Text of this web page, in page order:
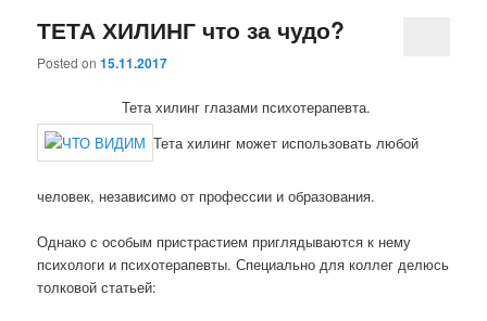
ТЕТА ХИЛИНГ что за чудо?
Posted on15.11.2017
Тета хилинг глазами психотерапевта.
Тета хилинг может использовать любой
человек, независимо от профессии и образования.
Однако с особым пристрастием приглядываются к нему
психологи и психотерапевты. Специально для коллег делюсь
толковой статьей: